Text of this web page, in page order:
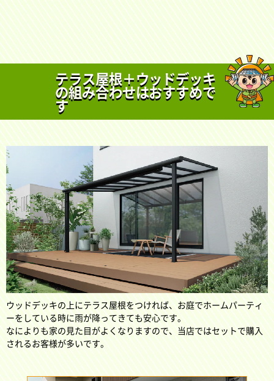
テラス屋根＋ウッドデッキ
の組み合わせはおすすめで
す
ウッドデッキの上にテラス屋根をつければ、お庭でホームパーティ
ーをしている時に雨が降ってきても安心です。
なによりも家の見た目がよくなりますので、当店ではセットで購入
されるお客様が多いです。